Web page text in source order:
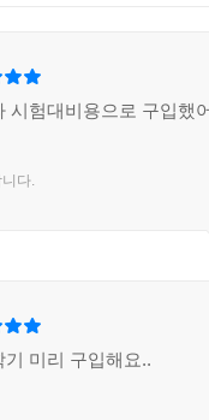
시험대비용으로 구입했
다.
미리 구입해요..